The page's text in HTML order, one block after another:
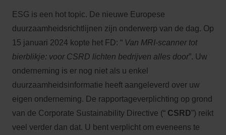
ESG is een hot topic. De nieuwe Europese
duurzaamheidsrichtlijnen zijn onderwerp van de dag. Op
15 januari 2024 kopte het FD: “ Van MRI-scanner tot
bierblikje: voor CSRD lichten bedrijven alles door”. Uw
onderneming is er nog niet als u enkel
duurzaamheidsinformatie heeft aangeleverd over uw
eigen onderneming. De rapportageverplichting op grond
van de Corporate Sustainability Directive (“ CSRD”) reikt
veel verder dan dat. U bent verplicht om eveneens te